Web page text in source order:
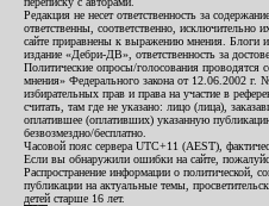
Редакция не несет ответственность за
ответственны, соответственно, исключительно
сайте приравнены к выражению мнения. Блоги
издание «Дебри-ДВ», ответственность за
Политические опросы/голосования проводятся
мнения» Федерального закона от 12.06.2002
избирательных прав и права на участие в
считать, там где не указано: лицо (лица),
оплатившее (оплативших) указанную
безвозмездно/бесплатно.
Часовой пояс сервера UTC+11 (AEST),
Если вы обнаружили ошибки на сайте,
Распространение информации о политической,
публикации на актуальные темы,
детей старше 16 лет.